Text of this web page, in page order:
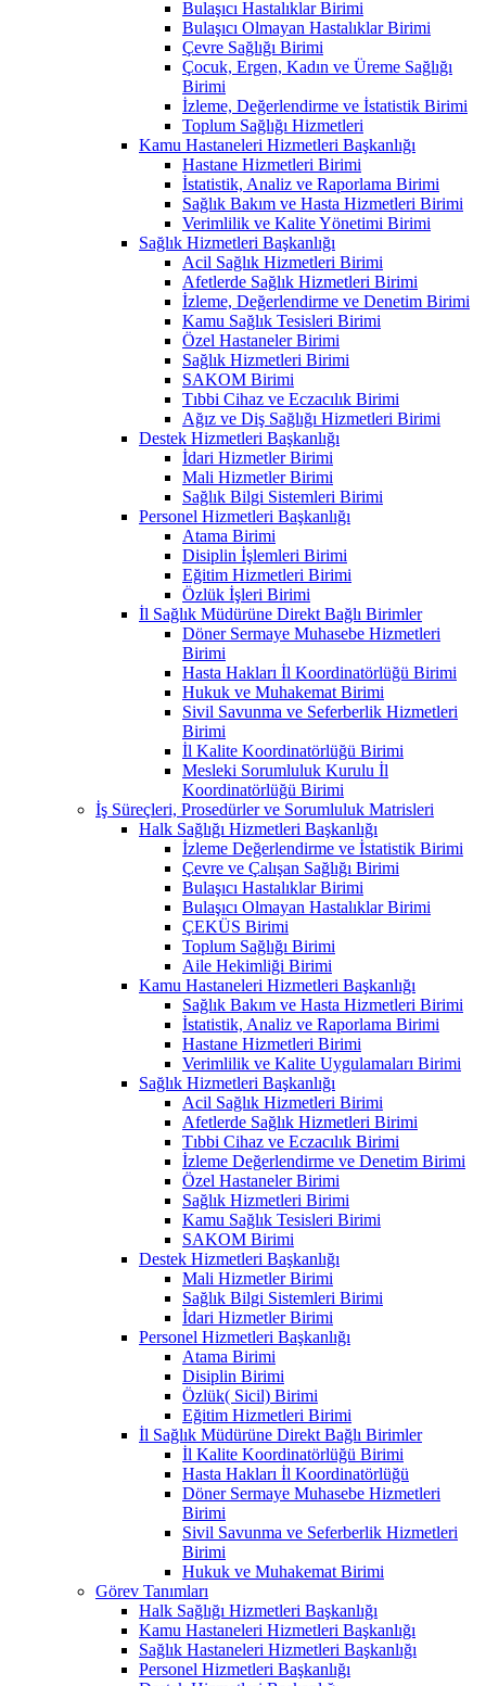
Bulaşıcı Hastalıklar Birimi
Bulaşıcı Olmayan Hastalıklar Birimi
Çevre Sağlığı Birimi
Çocuk, Ergen, Kadın ve Üreme Sağlığı
Birimi
İzleme, Değerlendirme ve İstatistik Birimi
Toplum Sağlığı Hizmetleri
Kamu Hastaneleri Hizmetleri Başkanlığı
Hastane Hizmetleri Birimi
İstatistik, Analiz ve Raporlama Birimi
Sağlık Bakım ve Hasta Hizmetleri Birimi
Verimlilik ve Kalite Yönetimi Birimi
Sağlık Hizmetleri Başkanlığı
Acil Sağlık Hizmetleri Birimi
Afetlerde Sağlık Hizmetleri Birimi
İzleme, Değerlendirme ve Denetim Birimi
Kamu Sağlık Tesisleri Birimi
Özel Hastaneler Birimi
Sağlık Hizmetleri Birimi
SAKOM Birimi
Tıbbi Cihaz ve Eczacılık Birimi
Ağız ve Diş Sağlığı Hizmetleri Birimi
Destek Hizmetleri Başkanlığı
İdari Hizmetler Birimi
Mali Hizmetler Birimi
Sağlık Bilgi Sistemleri Birimi
Personel Hizmetleri Başkanlığı
Atama Birimi
Disiplin İşlemleri Birimi
Eğitim Hizmetleri Birimi
Özlük İşleri Birimi
İl Sağlık Müdürüne Direkt Bağlı Birimler
Döner Sermaye Muhasebe Hizmetleri
Birimi
Hasta Hakları İl Koordinatörlüğü Birimi
Hukuk ve Muhakemat Birimi
Sivil Savunma ve Seferberlik Hizmetleri
Birimi
İl Kalite Koordinatörlüğü Birimi
Mesleki Sorumluluk Kurulu İl
Koordinatörlüğü Birimi
İş Süreçleri, Prosedürler ve Sorumluluk Matrisleri
Halk Sağlığı Hizmetleri Başkanlığı
İzleme Değerlendirme ve İstatistik Birimi
Çevre ve Çalışan Sağlığı Birimi
Bulaşıcı Hastalıklar Birimi
Bulaşıcı Olmayan Hastalıklar Birimi
ÇEKÜS Birimi
Toplum Sağlığı Birimi
Aile Hekimliği Birimi
Kamu Hastaneleri Hizmetleri Başkanlığı
Sağlık Bakım ve Hasta Hizmetleri Birimi
İstatistik, Analiz ve Raporlama Birimi
Hastane Hizmetleri Birimi
Verimlilik ve Kalite Uygulamaları Birimi
Sağlık Hizmetleri Başkanlığı
Acil Sağlık Hizmetleri Birimi
Afetlerde Sağlık Hizmetleri Birimi
Tıbbi Cihaz ve Eczacılık Birimi
İzleme Değerlendirme ve Denetim Birimi
Özel Hastaneler Birimi
Sağlık Hizmetleri Birimi
Kamu Sağlık Tesisleri Birimi
SAKOM Birimi
Destek Hizmetleri Başkanlığı
Mali Hizmetler Birimi
Sağlık Bilgi Sistemleri Birimi
İdari Hizmetler Birimi
Personel Hizmetleri Başkanlığı
Atama Birimi
Disiplin Birimi
Özlük( Sicil) Birimi
Eğitim Hizmetleri Birimi
İl Sağlık Müdürüne Direkt Bağlı Birimler
İl Kalite Koordinatörlüğü Birimi
Hasta Hakları İl Koordinatörlüğü
Döner Sermaye Muhasebe Hizmetleri
Birimi
Sivil Savunma ve Seferberlik Hizmetleri
Birimi
Hukuk ve Muhakemat Birimi
Görev Tanımları
Halk Sağlığı Hizmetleri Başkanlığı
Kamu Hastaneleri Hizmetleri Başkanlığı
Sağlık Hastaneleri Hizmetleri Başkanlığı
Personel Hizmetleri Başkanlığı